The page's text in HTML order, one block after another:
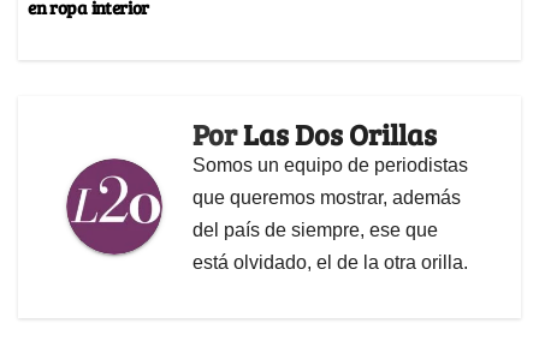
en ropa interior
PorLas Dos Orillas
Somos un equipo de periodistas
que queremos mostrar, además
del país de siempre, ese que
está olvidado, el de la otra orilla.